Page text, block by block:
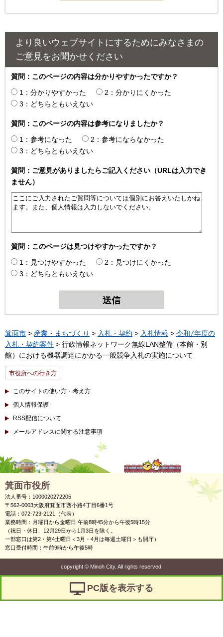
より良いウェブサイトにするためにみなさまの
ご意見をお聞かせください
質問：このページの内容は分かりやすかったですか？
1：分かりやすかった
2：分かりにくかった
3：どちらともいえない
質問：このページの内容は参考になりましたか？
1：参考になった
2：参考にならなかった
3：どちらともいえない
質問：ご意見がありましたらご記入ください（URLは入力でき
ません）
質問：このページは見つけやすかったですか？
1：見つけやすかった
2：見つけにくかった
3：どちらともいえない
箕面市 > 産業・まちづくり > 入札・契約 > 入札情報 > 令和7年度の
入札・契約案件 > 行政情報ネットワーク無線LAN整備（本館・別
館）における機器調達にかかる一般競争入札の実施について
市役所への行き方
このサイトの使い方・考え方
個人情報保護
RSS配信について
メールアドレスに関する注意事項
箕面市役所
法人番号：1000020272205
〒562-0003大阪府箕面市西小路4丁目6番1号
電話：072-723-2121（代表）
業務時間：月曜日から金曜日 午前8時45分から午後5時15分
（祝日・休日、12月29日から1月3日を除く。
一部窓口は第2・第4土曜日＜3月・4月は毎週土曜日＞も開庁）
窓口受付時間：午前9時から午後5時
copyright ©Minoh City. All rights reserved.
PC版を表示する